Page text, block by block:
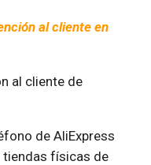
al cliente en
al cliente de
de AliExpress
tiendas físicas de